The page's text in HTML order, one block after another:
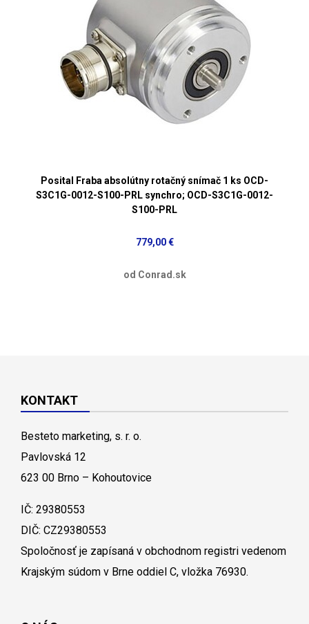
Posital Fraba absolútny rotačný snímač 1 ks OCD-
S3C1G-0012-S100-PRL synchro; OCD-S3C1G-0012-
S100-PRL
779,00 €
od Conrad.sk
KONTAKT
Besteto marketing, s. r. o.
Pavlovská 12
623 00 Brno – Kohoutovice
IČ: 29380553
DIČ: CZ29380553
Spoločnosť je zapísaná v obchodnom registri vedenom
Krajským súdom v Brne oddiel C, vložka 76930.